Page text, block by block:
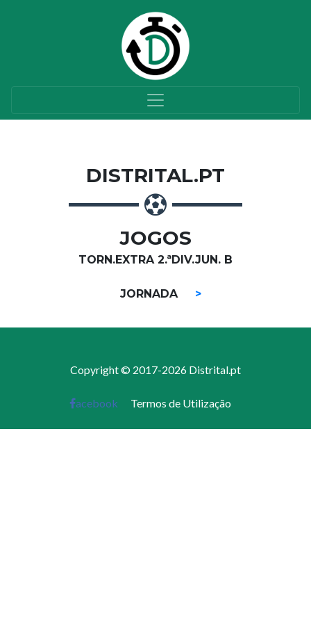
DISTRITAL.PT
JOGOS
TORN.EXTRA 2.ªDIV.JUN. B
JORNADA >
Copyright © 2017-2026 Distrital.pt
acebook Termos de Utilização